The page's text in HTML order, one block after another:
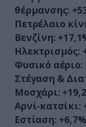
θέρμανσης:
Πετρέλαιο
Βενζίνη:
Ηλεκτρισμός:
Φυσικό αέριο:
Στέγαση &
Μοσχάρι:
Αρνί-κατσίκι:
Εστίαση: +6,7%